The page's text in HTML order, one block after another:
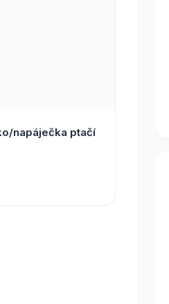
napáječka ptačí